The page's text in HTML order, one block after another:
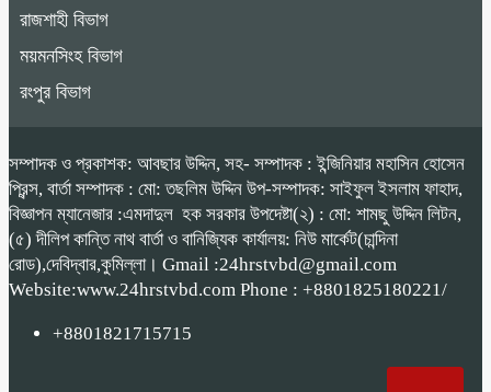
রাজশাহী বিভাগ
ময়মনসিংহ বিভাগ
রংপুর বিভাগ
সম্পাদক ও প্রকাশক: আবছার উদ্দিন, সহ- সম্পাদক : ইন্জিনিয়ার মহাসিন হোসেন
প্রিন্স, বার্তা সম্পাদক : মো: তছলিম উদ্দিন উপ-সম্পাদক: সাইফুল ইসলাম ফাহাদ,
বিজ্ঞাপন ম্যানেজার :এমদাদুল হক সরকার উপদেষ্টা(২) : মো: শামছু উদ্দিন লিটন,
(৫) দীলিপ কান্তি নাথ বার্তা ও বানিজ্যিক কার্যালয়: নিউ মার্কেট(চান্দিনা
রোড),দেবিদ্বার,কুমিল্লা। Gmail :24hrstvbd@gmail.com
Website:www.24hrstvbd.com Phone : +8801825180221/
+8801821715715